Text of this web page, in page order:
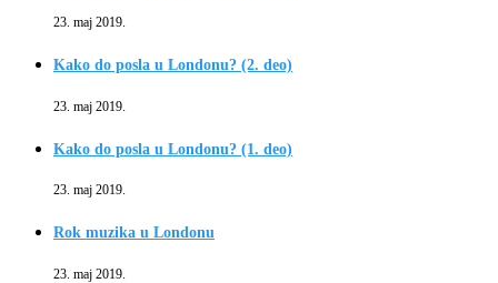
23. maj 2019.
Kako do posla u Londonu? (2. deo)
23. maj 2019.
Kako do posla u Londonu? (1. deo)
23. maj 2019.
Rok muzika u Londonu
23. maj 2019.